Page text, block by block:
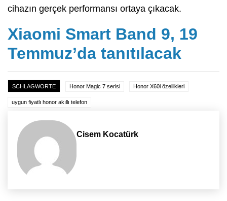
cihazın gerçek performansı ortaya çıkacak.
Xiaomi Smart Band 9, 19
Temmuz’da tanıtılacak
SCHLAGWORTE Honor Magic 7 serisi Honor X60i özellikleri
uygun fiyatlı honor akıllı telefon
Cisem Kocatürk